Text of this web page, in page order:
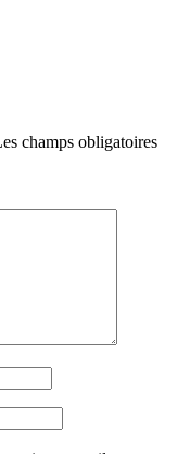
champs obligatoires